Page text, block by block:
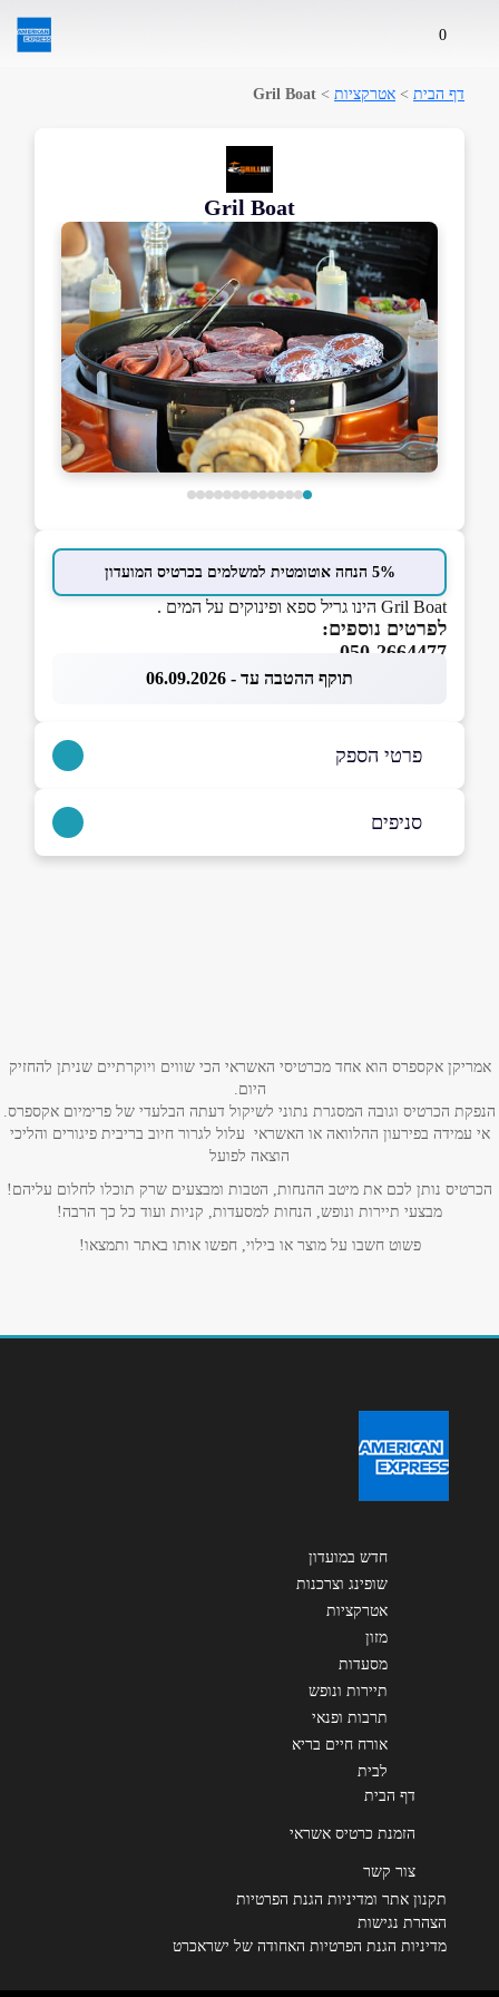
0
דף הבית > אטרקציות >
Gril Boat
Gril Boat
5% הנחה אוטומטית למשלמים בכרטיס המועדון
Gril Boat הינו גריל ספא ופינוקים על המים .
לפרטים נוספים:
050-2664477
תוקף ההטבה עד - 06.09.2026
פרטי הספק
נושא *
אנא חזרו אלי בקשר ל...
הודעה*
סניפים
אמריקן אקספרס הוא אחד מכרטיסי האשראי הכי שווים ויוקרתיים שניתן להחזיק
היום.
הנפקת הכרטיס וגובה המסגרת נתוני לשיקול דעתה הבלעדי של פרימיום אקספרס.
אי עמידה בפירעון ההלוואה או האשראי עלול לגרור חיוב בריבית פיגורים והליכי
הוצאה לפועל
הכרטיס נותן לכם את מיטב ההנחות, הטבות ומבצעים שרק תוכלו לחלום עליהם!
מבצעי תיירות ונופש, הנחות למסעדות, קניות ועוד כל כך הרבה!
פשוט חשבו על מוצר או בילוי, חפשו אותו באתר ותמצאו!
חדש במועדון
שופינג וצרכנות
אטרקציות
מזון
מסעדות
תיירות ונופש
תרבות ופנאי
אורח חיים בריא
לבית
דף הבית
הזמנת כרטיס אשראי
צור קשר
תקנון אתר ומדיניות הגנת הפרטיות
הצהרת נגישות
מדיניות הגנת הפרטיות האחודה של ישראכרט